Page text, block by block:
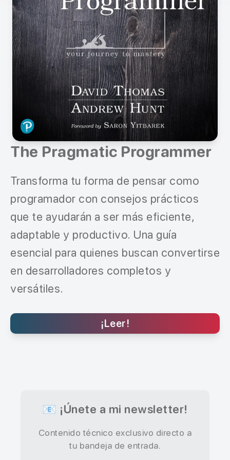
The Pragmatic Programmer
Transforma tu forma de pensar como
programador con consejos prácticos
que te ayudarán a ser más eficiente,
adaptable y productivo. Una guía
esencial para quienes buscan convertirse
en desarrolladores completos y
versátiles.
¡Leer!
📧 ¡Únete a mi newsletter!
Contenido técnico exclusivo directo a
tu bandeja de entrada.